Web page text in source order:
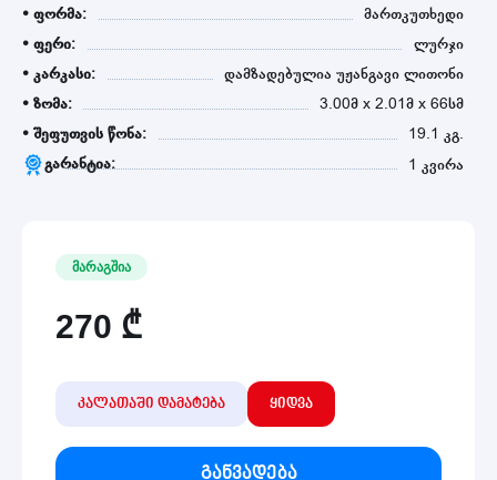
• ფორმა:
მართკუთხედი
• ფერი:
ლურჯი
• კარკასი:
დამზადებულია უჟანგავი ლითონი
• ზომა:
3.00მ x 2.01მ x 66სმ
• შეფუთვის წონა:
19.1 კგ.
გარანტია:
1 კვირა
მარაგშია
270 ₾
კალათაში დამატება ყიდვა
განვადება